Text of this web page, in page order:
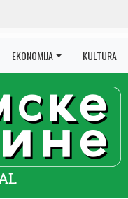
EKONOMIJA KULTURA